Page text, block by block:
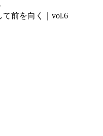
前を向く｜vol.6